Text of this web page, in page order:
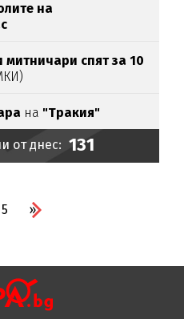
на
митничари спят за 10
на "Тракия"
от днес: 131
5 »